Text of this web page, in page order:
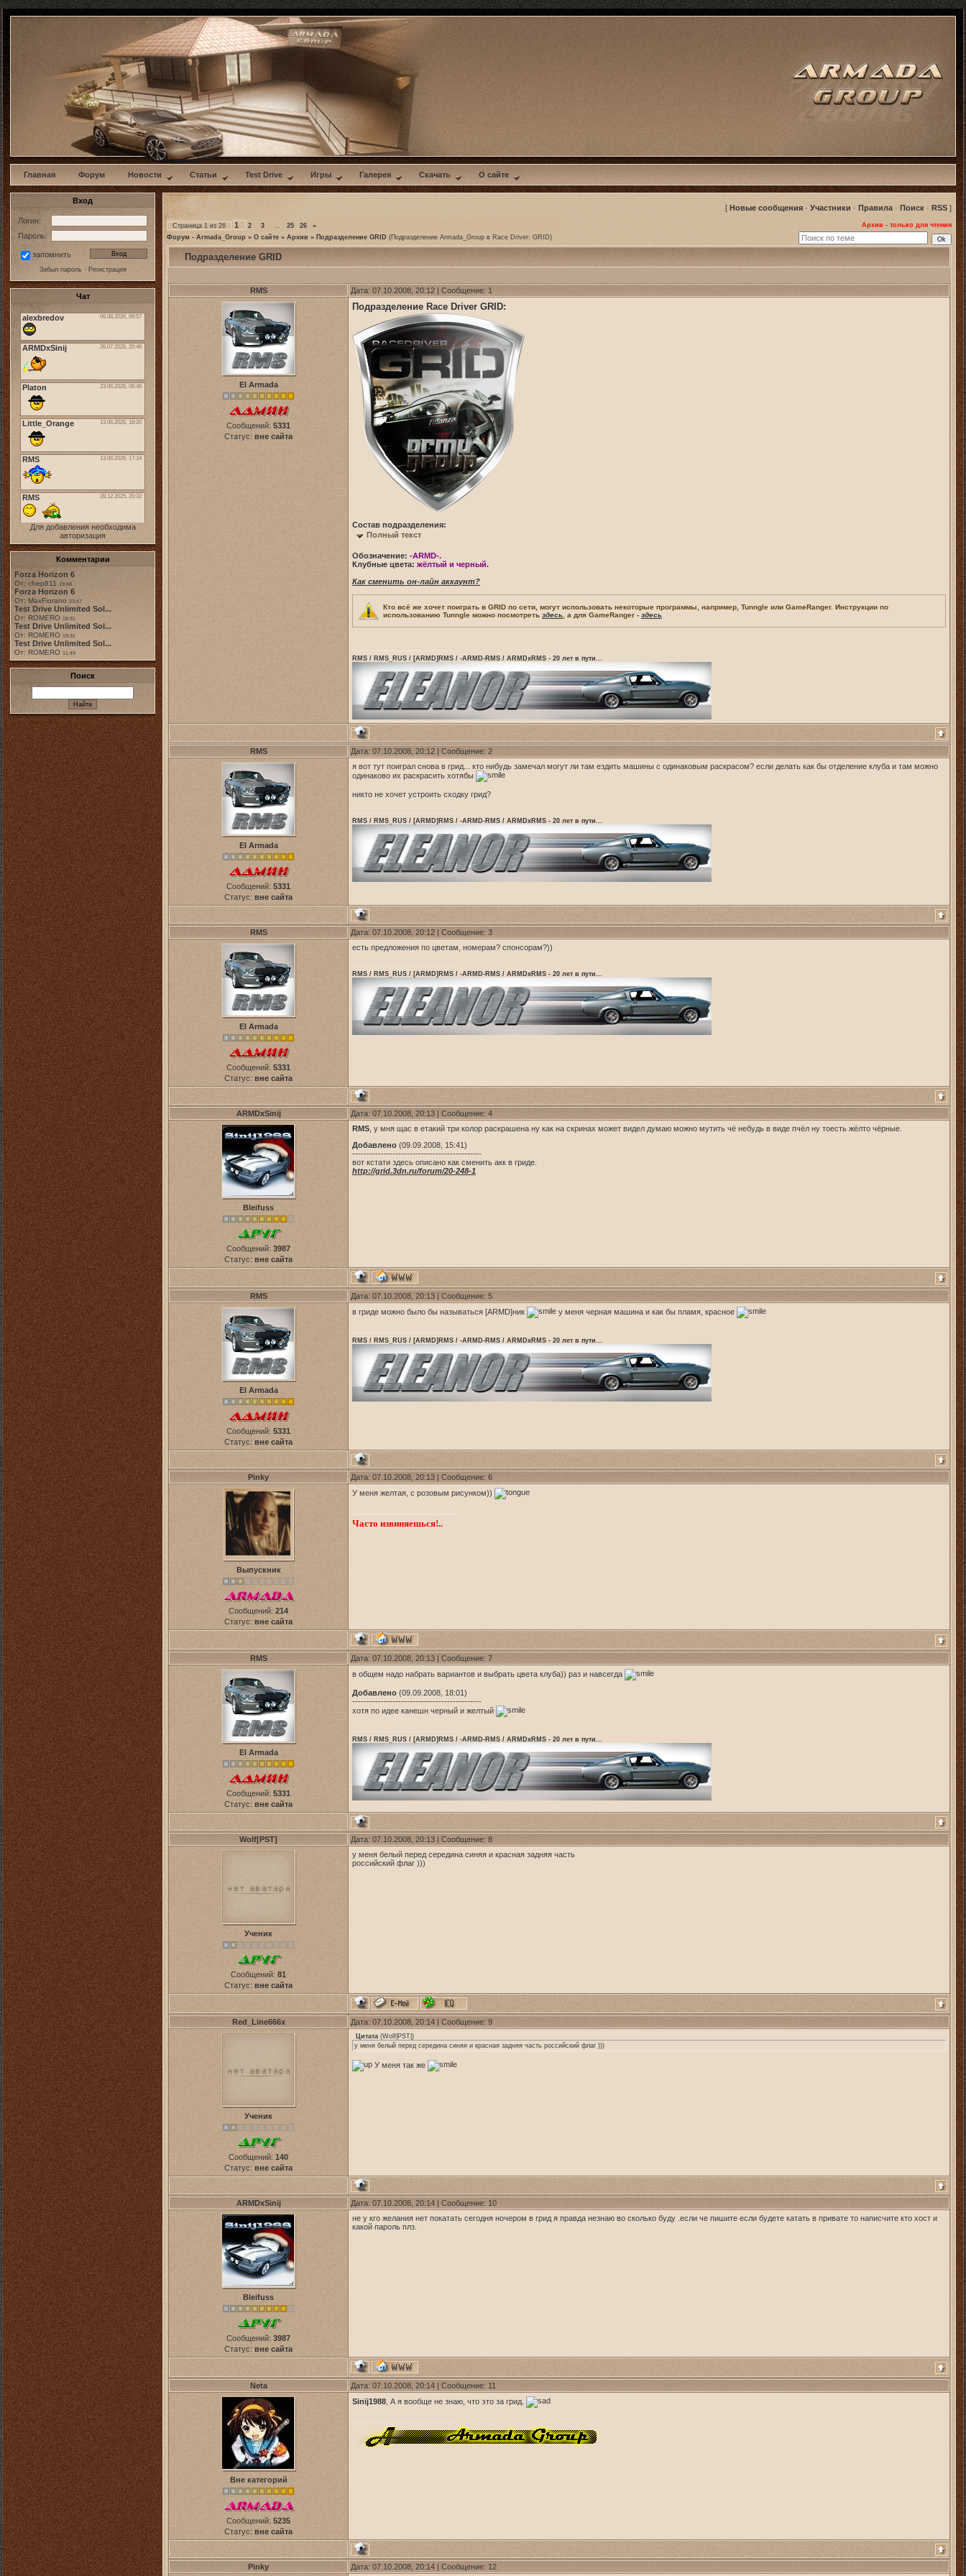
w
Главная Форум Новости Статьи Test Drive Игры Галерея Скачать О сайте
Вход
Логин:
Пароль:
запомнить
Забыл пароль· Регистрация
Чат
Для добавления необходима
авторизация
Комментарии
Forza Horizon 6
От: chep811 19:48
Forza Horizon 6
От: MaxFiorano 23:47
Test Drive Unlimited Sol...
От: ROMERO 18:31
Test Drive Unlimited Sol...
От: ROMERO 19:31
Test Drive Unlimited Sol...
От: ROMERO 11:49
Поиск
[ Новые сообщения · Участники · Правила · Поиск · RSS ]
Страница 1 из 26 1 2 3 … 25 26 »
Архив - только для чтения
Форум - Armada_Group » О сайте » Архив » Подразделение GRID (Подразделение Armada_Group в Race Driver: GRID)
Подразделение GRID
RMS Дата: 07.10.2008, 20:12 | Сообщение: 1
El Armada
Сообщений: 5331
Статус: вне сайта
Подразделение Race Driver GRID:
Состав подразделения:
Полный текст
Обозначение: -ARMD-.
Клубные цвета: жёлтый и черный.
Как сменить он-лайн аккаунт?
Кто всё же хочет поиграть в GRID по сети, могут использовать некоторые программы, например, Tunngle или GameRanger. Инструкции по
использованию Tunngle можно посмотреть здесь , а для GameRanger - здесь
RMS / RMS_RUS / [ARMD]RMS / -ARMD-RMS / ARMDxRMS - 20 лет в пути...
RMS Дата: 07.10.2008, 20:12 | Сообщение: 2
El Armada
Сообщений: 5331
Статус: вне сайта
я вот тут поиграл снова в грид... кто нибудь замечал могут ли там ездить машины с одинаковым раскрасом? если делать как бы отделение клуба и там можно
одинаково их раскрасить хотябы
никто не хочет устроить сходку грид?
RMS / RMS_RUS / [ARMD]RMS / -ARMD-RMS / ARMDxRMS - 20 лет в пути...
RMS Дата: 07.10.2008, 20:12 | Сообщение: 3
El Armada
Сообщений: 5331
Статус: вне сайта
есть предложения по цветам, номерам? спонсорам?))
RMS / RMS_RUS / [ARMD]RMS / -ARMD-RMS / ARMDxRMS - 20 лет в пути...
ARMDxSinij Дата: 07.10.2008, 20:13 | Сообщение: 4
Bleifuss
Сообщений: 3987
Статус: вне сайта
RMS , у мня щас в етакий три колор раскрашена ну как на скринах может видел думаю можно мутить чё небудь в виде пчёл ну тоесть жёлто чёрные.
Добавлено (09.09.2008, 15:41)
---------------------------------------------
вот кстати здесь описано как сменить акк в гриде.
http://grid.3dn.ru/forum/20-248-1
RMS Дата: 07.10.2008, 20:13 | Сообщение: 5
El Armada
Сообщений: 5331
Статус: вне сайта
в гриде можно было бы называться [ARMD]ник у меня черная машина и как бы пламя, красное
RMS / RMS_RUS / [ARMD]RMS / -ARMD-RMS / ARMDxRMS - 20 лет в пути...
Pinky Дата: 07.10.2008, 20:13 | Сообщение: 6
Выпускник
Сообщений: 214
Статус: вне сайта
У меня желтая, с розовым рисунком))
Часто извиняешься!..
RMS Дата: 07.10.2008, 20:13 | Сообщение: 7
El Armada
Сообщений: 5331
Статус: вне сайта
в общем надо набрать вариантов и выбрать цвета клуба)) раз и навсегда
Добавлено (09.09.2008, 18:01)
---------------------------------------------
хотя по идее канешн черный и желтый
RMS / RMS_RUS / [ARMD]RMS / -ARMD-RMS / ARMDxRMS - 20 лет в пути...
Wolf[PST] Дата: 07.10.2008, 20:13 | Сообщение: 8
Ученик
Сообщений: 81
Статус: вне сайта
у меня белый перед середина синяя и красная задняя часть
российский флаг )))
Red_Line666x Дата: 07.10.2008, 20:14 | Сообщение: 9
Ученик
Сообщений: 140
Статус: вне сайта
Цитата (Wolf|PST| )
у меня белый перед середина синяя и красная задняя часть российский флаг )))
У меня так же
ARMDxSinij Дата: 07.10.2008, 20:14 | Сообщение: 10
Bleifuss
Сообщений: 3987
Статус: вне сайта
не у кго желания нет покатать сегодня ночером в грид я правда незнаю во сколько буду .если че пишите если будете катать в привате то написчите кто хост и
какой пароль плз.
Neta Дата: 07.10.2008, 20:14 | Сообщение: 11
Вне категорий
Сообщений: 5235
Статус: вне сайта
Sinij1988 , А я вообще не знаю, что это за грид.
Pinky Дата: 07.10.2008, 20:14 | Сообщение: 12